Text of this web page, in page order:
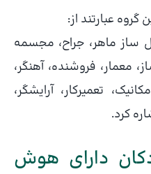
عبارتند از:
ساز ماهر، جراح، مجسمه
معمار، فروشنده، آهنگر،
تعمیرکار، آرایشگر،
کرد.
دارای هوش